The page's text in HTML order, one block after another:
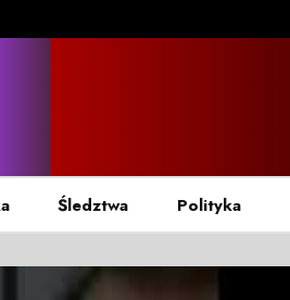
Śledztwa Polityka